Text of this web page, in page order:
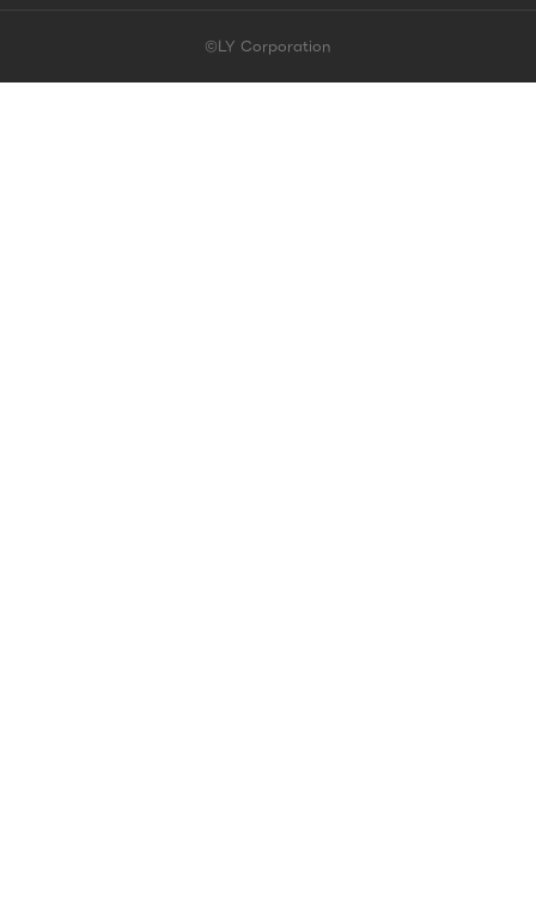
©LY Corporation
このコンテンツは掲載が終了しました | LINE占い